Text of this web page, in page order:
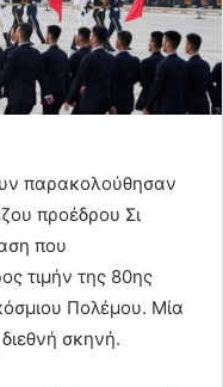
παρακολούθησαν
προέδρου Σι
που
τιμήν της 80ης
Πολέμου. Μία
διεθνή σκηνή.